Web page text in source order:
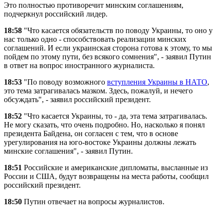
Это полностью противоречит минским соглашениям,
подчеркнул российский лидер.
18:58 "Что касается обязательств по поводу Украины, то оно у
нас только одно - способствовать реализации минских
соглашений. И если украинская сторона готова к этому, то мы
пойдем по этому пути, без всякого сомнения", - заявил Путин
в ответ на вопрос иностранного журналиста.
18:53 "По поводу возможного вступления Украины в НАТО,
это тема затрагивалась мазком. Здесь, пожалуй, и нечего
обсуждать", - заявил российский президент.
18:52 "Что касается Украины, то - да, эта тема затрагивалась.
Не могу сказать, что очень подробно. Но, насколько я понял
президента Байдена, он согласен с тем, что в основе
урегулирования на юго-востоке Украины должны лежать
минские соглашения", - заявил Путин.
18:51 Российские и американские дипломаты, высланные из
России и США, будут возвращены на места работы, сообщил
российский президент.
18:50 Путин отвечает на вопросы журналистов.